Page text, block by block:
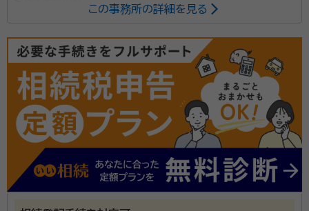
事務所口コミ（抜粋）：
account_circle 満足度 5.0 ご利用時期：2022/11
資格等：行政書士
所属団体：沖縄県行政書士会
この事務所の詳細を見る